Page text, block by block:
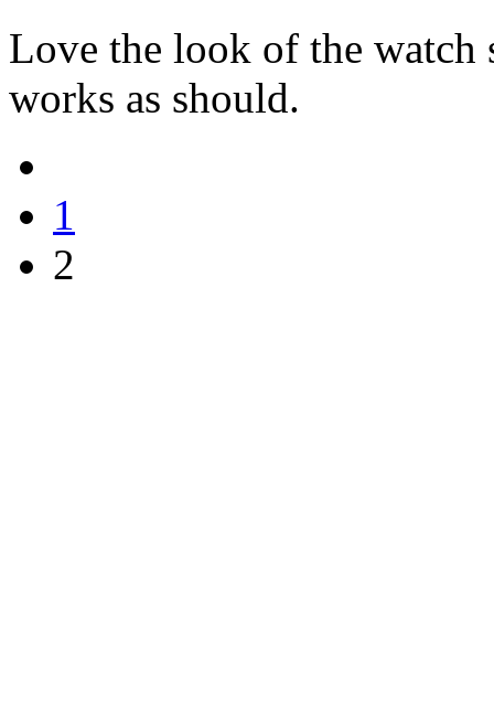
Love the look of the watch
works as should.
1
2